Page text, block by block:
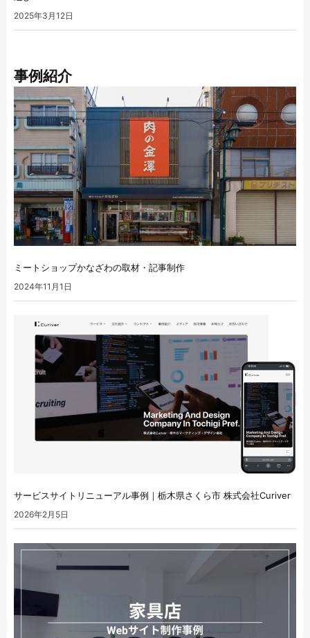
2025年3月12日
事例紹介
ミートショップかなざわの取材・記事制作
2024年11月1日
サービスサイトリニューアル事例｜栃木県さくら市 株式会社Curiver
2026年2月5日